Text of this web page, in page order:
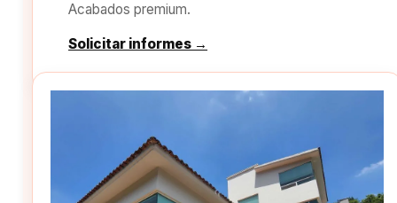
Acabados premium.
Solicitar informes →